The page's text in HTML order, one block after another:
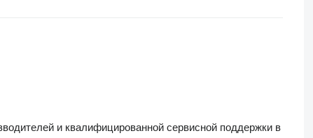
и квалифицированной сервисной поддержки в